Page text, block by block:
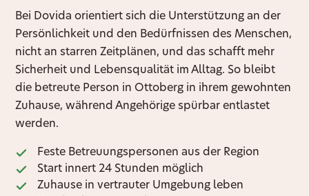
Bei Dovida orientiert sich die Unterstützung an der
Persönlichkeit und den Bedürfnissen des Menschen,
nicht an starren Zeitplänen, und das schafft mehr
Sicherheit und Lebensqualität im Alltag. So bleibt
die betreute Person in Ottoberg in ihrem gewohnten
Zuhause, während Angehörige spürbar entlastet
werden.
Feste Betreuungspersonen aus der Region
Start innert 24 Stunden möglich
Zuhause in vertrauter Umgebung leben